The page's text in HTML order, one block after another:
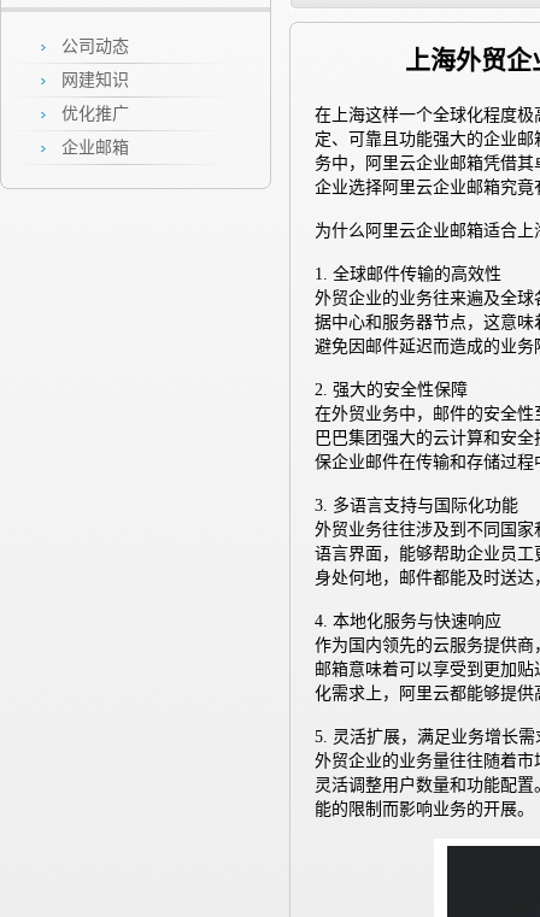
公司动态
网建知识
优化推广
企业邮箱
上海外贸
在上海这样一个全球化程度
定、可靠且功能强大的企业
务中，阿里云企业邮箱凭借
企业选择阿里云企业邮箱究竟
为什么阿里云企业邮箱适合上
1. 全球邮件传输的高效性
外贸企业的业务往来遍及全
据中心和服务器节点，这意
避免因邮件延迟而造成的业务
2. 强大的安全性保障
在外贸业务中，邮件的安全
巴巴集团强大的云计算和安
保企业邮件在传输和存储过
3. 多语言支持与国际化功能
外贸业务往往涉及到不同国
语言界面，能够帮助企业员
身处何地，邮件都能及时送
4. 本地化服务与快速响应
作为国内领先的云服务提供
邮箱意味着可以享受到更加
化需求上，阿里云都能够提
5. 灵活扩展，满足业务增长需
外贸企业的业务量往往随着
灵活调整用户数量和功能配
能的限制而影响业务的开展。